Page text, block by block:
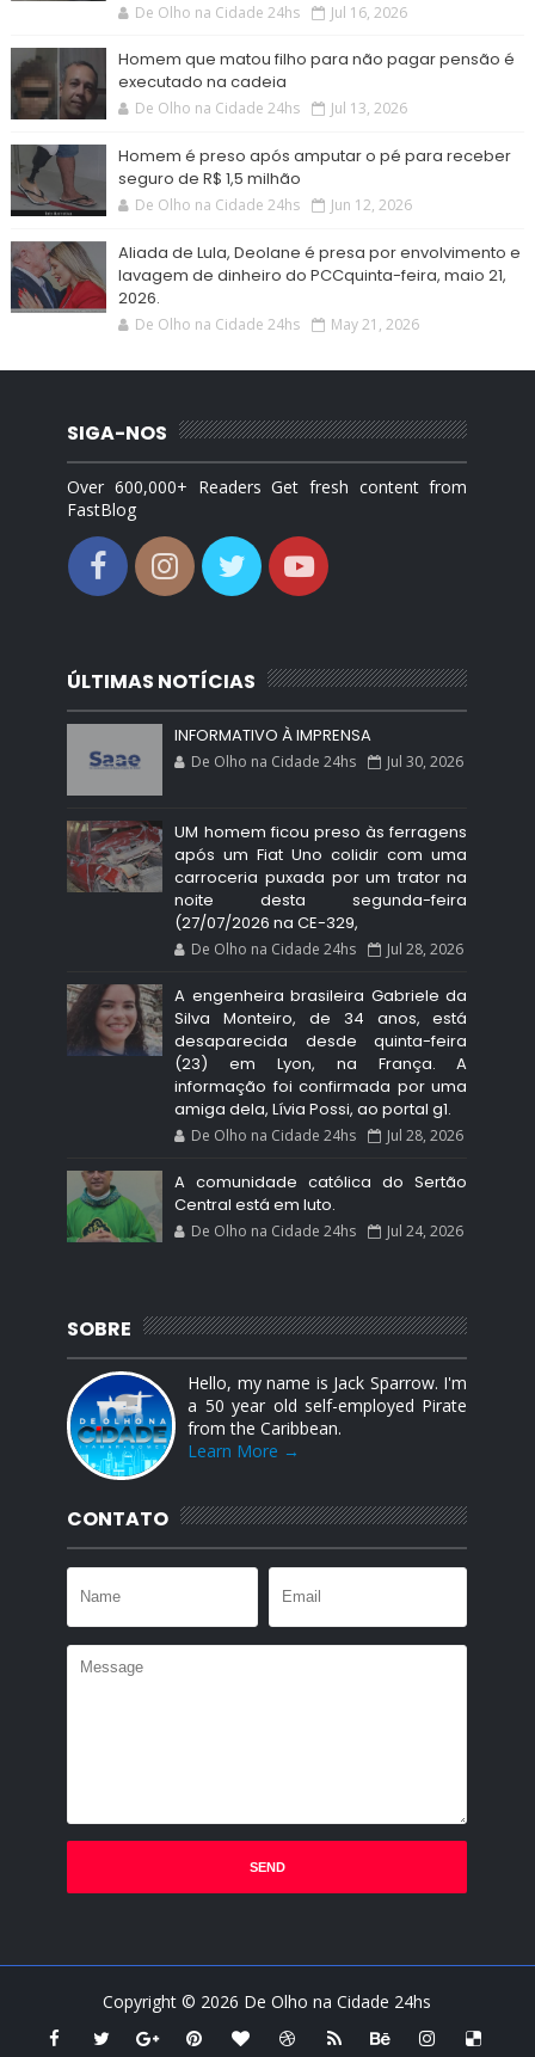
De Olho na Cidade 24hs Jul 16, 2026
Homem que matou filho para não pagar pensão é
executado na cadeia
De Olho na Cidade 24hs Jul 13, 2026
Homem é preso após amputar o pé para receber
seguro de R$ 1,5 milhão
De Olho na Cidade 24hs Jun 12, 2026
Aliada de Lula, Deolane é presa por envolvimento e
lavagem de dinheiro do PCCquinta-feira, maio 21,
2026.
De Olho na Cidade 24hs May 21, 2026
SIGA-NOS
Over 600,000+ Readers Get fresh content from
FastBlog
ÚLTIMAS NOTÍCIAS
INFORMATIVO À IMPRENSA
De Olho na Cidade 24hs Jul 30, 2026
UM homem ficou preso às ferragens
após um Fiat Uno colidir com uma
carroceria puxada por um trator na
noite desta segunda-feira
(27/07/2026 na CE-329,
De Olho na Cidade 24hs Jul 28, 2026
A engenheira brasileira Gabriele da
Silva Monteiro, de 34 anos, está
desaparecida desde quinta-feira
(23) em Lyon, na França. A
informação foi confirmada por uma
amiga dela, Lívia Possi, ao portal g1.
De Olho na Cidade 24hs Jul 28, 2026
A comunidade católica do Sertão
Central está em luto.
De Olho na Cidade 24hs Jul 24, 2026
SOBRE
Hello, my name is Jack Sparrow. I'm
a 50 year old self-employed Pirate
from the Caribbean.
Learn More →
CONTATO
Copyright © 2026 De Olho na Cidade 24hs